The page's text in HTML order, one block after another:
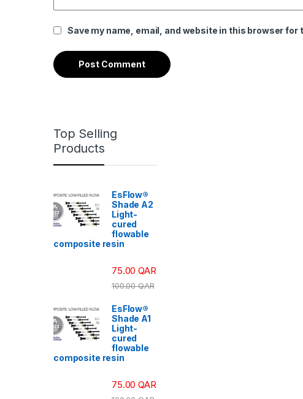
Save my name, email, and website in this browser for
Top Selling
Products
EsFlow®
Shade A2
Light-
cured
flowable
composite resin
75.00QAR
100.00QAR
EsFlow®
Shade A1
Light-
cured
flowable
composite resin
75.00QAR